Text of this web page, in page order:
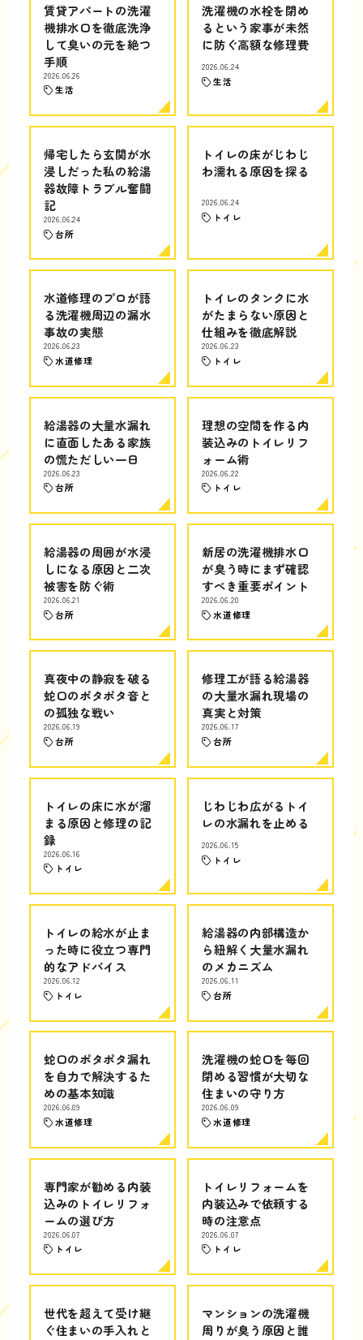
賃貸アパートの洗濯
機排水口を徹底洗浄
して臭いの元を絶つ
手順
2026.06.26
生活
洗濯機の水栓を閉め
るという家事が未然
に防ぐ高額な修理費
2026.06.24
生活
帰宅したら玄関が水
浸しだった私の給湯
器故障トラブル奮闘
記
2026.06.24
台所
トイレの床がじわじ
わ濡れる原因を探る
2026.06.24
トイレ
水道修理のプロが語
る洗濯機周辺の漏水
事故の実態
2026.06.23
水道修理
トイレのタンクに水
がたまらない原因と
仕組みを徹底解説
2026.06.23
トイレ
給湯器の大量水漏れ
に直面したある家族
の慌ただしい一日
2026.06.23
台所
理想の空間を作る内
装込みのトイレリフ
ォーム術
2026.06.22
トイレ
給湯器の周囲が水浸
しになる原因と二次
被害を防ぐ術
2026.06.21
台所
新居の洗濯機排水口
が臭う時にまず確認
すべき重要ポイント
2026.06.20
水道修理
真夜中の静寂を破る
蛇口のポタポタ音と
の孤独な戦い
2026.06.19
台所
修理工が語る給湯器
の大量水漏れ現場の
真実と対策
2026.06.17
台所
トイレの床に水が溜
まる原因と修理の記
録
2026.06.16
トイレ
じわじわ広がるトイ
レの水漏れを止める
2026.06.15
トイレ
トイレの給水が止ま
った時に役立つ専門
的なアドバイス
2026.06.12
トイレ
給湯器の内部構造か
ら紐解く大量水漏れ
のメカニズム
2026.06.11
台所
蛇口のポタポタ漏れ
を自力で解決するた
めの基本知識
2026.06.09
水道修理
洗濯機の蛇口を毎回
閉める習慣が大切な
住まいの守り方
2026.06.09
水道修理
専門家が勧める内装
込みのトイレリフォ
ームの選び方
2026.06.07
トイレ
トイレリフォームを
内装込みで依頼する
時の注意点
2026.06.07
トイレ
世代を超えて受け継
ぐ住まいの手入れと
マンションの洗濯機
周りが臭う原因と誰